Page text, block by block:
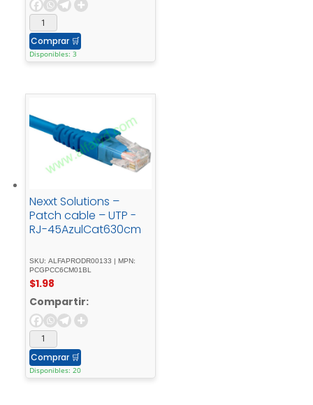
Comprar 🛒
Disponibles: 3
Nexxt Solutions –
Patch cable – UTP -
RJ-45AzulCat630cm
SKU: ALFAPRODR00133 | MPN:
PCGPCC6CM01BL
$1.98
Compartir:
Comprar 🛒
Disponibles: 20